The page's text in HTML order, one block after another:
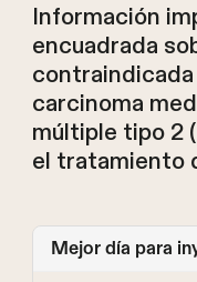
Información
encuadrada
carcinoma
múltiple tipo 2
el tratamiento
Mejor día para